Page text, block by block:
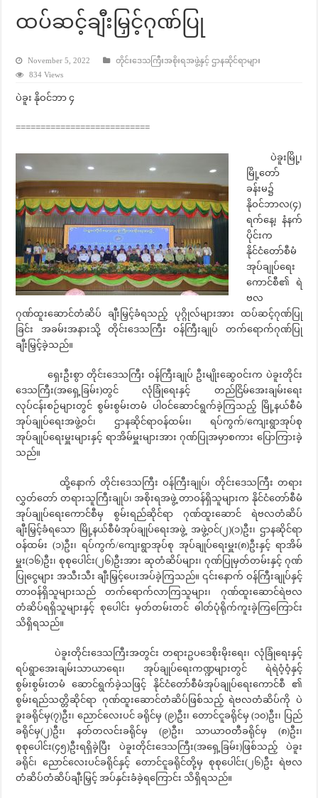
ထပ်ဆင့်ချီးမြှင့်ဂုဏ်ပြု
November 5, 2022
တိုင်းဒေသကြီးအစိုးရအဖွဲ့နှင့် ဌာနဆိုင်ရာများ
834 Views
ပဲခူး နိုဝင်ဘာ ၄
===========================
ပဲခူးမြို့၊
မြို့တော်
ခန်းမ၌
နိုဝင်ဘာလ(၄)
ရက်နေ့၊ နံနက်
ပိုင်းက
နိုင်ငံတော်စီမံ
အုပ်ချုပ်ရေး
ကောင်စီ၏ ရဲ
ဗလ
ဂုဏ်ထူးဆောင်တံဆိပ် ချီးမြှင့်ခံရသည့် ပုဂ္ဂိုလ်များအား ထပ်ဆင့်ဂုဏ်ပြု
ခြင်း အခမ်းအနားသို့ တိုင်းဒေသကြီး ဝန်ကြီးချုပ် တက်ရောက်ဂုဏ်ပြု
ချီးမြှင့်ခဲ့သည်။
ရှေးဦးစွာ တိုင်းဒေသကြီး ဝန်ကြီးချုပ် ဦးမျိုးဆွေဝင်းက ပဲခူးတိုင်း
ဒေသကြီး(အရှေ့ခြမ်း)တွင် လုံခြုံရေးနှင့် တည်ငြိမ်အေးချမ်းရေး
လုပ်ငန်းစဉ်များတွင် စွမ်းစွမ်းတမံ ပါဝင်ဆောင်ရွက်ခဲ့ကြသည့် မြို့နယ်စီမံ
အုပ်ချုပ်ရေးအဖွဲ့ဝင်၊ ဌာနဆိုင်ရာဝန်ထမ်း၊ ရပ်ကွက်/ကျေးရွာအုပ်စု
အုပ်ချုပ်ရေးမှူးများနှင့် ရာအိမ်မှူးများအား ဂုဏ်ပြုအမှာစကား ပြောကြားခဲ့
သည်။
ထို့နောက် တိုင်းဒေသကြီး ဝန်ကြီးချုပ်၊ တိုင်းဒေသကြီး တရား
လွှတ်တော် တရားသူကြီးချုပ်၊ အစိုးရအဖွဲ့ တာဝန်ရှိသူများက နိုင်ငံတော်စီမံ
အုပ်ချုပ်ရေးကောင်စီမှ စွမ်းရည်ဆိုင်ရာ ဂုဏ်ထူးဆောင် ရဲဗလတံဆိပ်
ချီးမြှင့်ခံရသော မြို့နယ်စီမံအုပ်ချုပ်ရေးအဖွဲ့ အဖွဲ့ဝင်(၂)(၁)ဦး၊ ဌာနဆိုင်ရာ
ဝန်ထမ်း (၁)ဦး၊ ရပ်ကွက်/ကျေးရွာအုပ်စု အုပ်ချုပ်ရေးမှူး(၈)ဦးနှင့် ရာအိမ်
မှူး(၁၆)ဦး၊ စုစုပေါင်း(၂၆)ဦးအား ဆုတံဆိပ်များ၊ ဂုဏ်ပြုမှတ်တမ်းနှင့် ဂုဏ်
ပြုငွေများ အသီးသီး ချီးမြှင့်ပေးအပ်ခဲ့ကြသည်။ ၎င်းနောက် ဝန်ကြီးချုပ်နှင့်
တာဝန်ရှိသူများသည် တက်ရောက်လာကြသူများ၊ ဂုဏ်ထူးဆောင်ရဲဗလ
တံဆိပ်ရရှိသူများနှင့် စုပေါင်း မှတ်တမ်းတင် ဓါတ်ပုံရိုက်ကူးခဲ့ကြကြောင်း
သိရှိရသည်။
ပဲခူးတိုင်းဒေသကြီးအတွင်း တရားဥပဒေစိုးမိုးရေး၊ လုံခြုံရေးနှင့်
ရပ်ရွာအေးချမ်းသာယာရေး၊ အုပ်ချုပ်ရေးကဏ္ဍများတွင် ရဲရဲဝံ့ဝံ့နှင့်
စွမ်းစွမ်းတမံ ဆောင်ရွက်ခဲ့သဖြင့် နိုင်ငံတော်စီမံအုပ်ချုပ်ရေးကောင်စီ ၏
စွမ်းရည်သတ္တိဆိုင်ရာ ဂုဏ်ထူးဆောင်တံဆိပ်ဖြစ်သည့် ရဲဗလတံဆိပ်ကို ပဲ
ခူးခရိုင်မှ(၇)ဦး၊ ညောင်လေးပင် ခရိုင်မှ (၉)ဦး၊ တောင်ငူခရိုင်မှ (၁၀)ဦး၊ ပြည်
ခရိုင်မှ(၂)ဦး၊ နတ်တလင်းခရိုင်မှ (၉)ဦး၊ သာယာဝတီခရိုင်မှ (၈)ဦး၊
စုစုပေါင်း(၄၅)ဦးရရှိခဲ့ပြီး ပဲခူးတိုင်းဒေသကြီး(အရှေ့ခြမ်း)ဖြစ်သည့် ပဲခူး
ခရိုင်၊ ညောင်လေးပင်ခရိုင်နှင့် တောင်ငူခရိုင်တို့မှ စုစုပေါင်း(၂၆)ဦး ရဲဗလ
တံဆိပ်တံဆိပ်ချီးမြှင့် အပ်နှင်းခံခဲ့ရကြောင်း သိရှိရသည်။